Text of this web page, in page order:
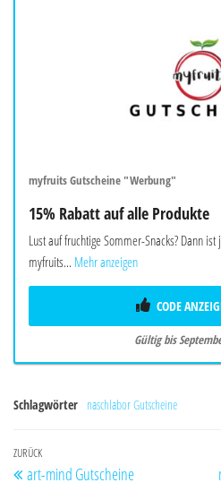
myfruits Gutscheine "Werbung"
15% Rabatt auf alle Produkte
Lust auf fruchtige Sommer-Snacks? Dann
myfruits... Mehr anzeigen
CODE
Gültig bis
Schlagwörter naschlabor Gutscheine
Beitragsnavigation
Vorheriger
Beitrag
ZURÜCK
art-mind Gutscheine